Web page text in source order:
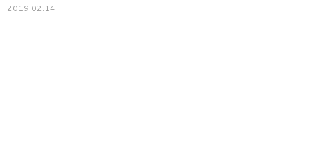
2019.02.14